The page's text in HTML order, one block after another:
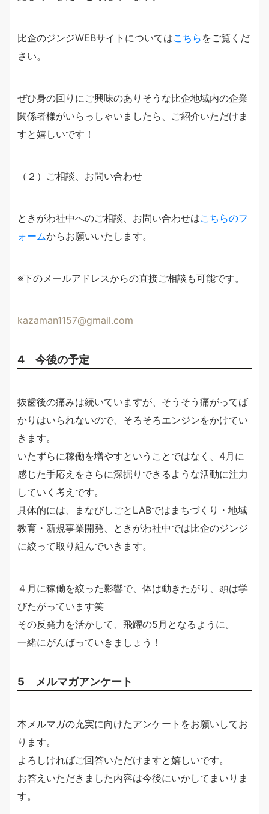
比企のジンジWEBサイトについてはこちら をご覧くだ
さい。
ぜひ身の回りにご興味のありそうな比企地域内の企業
関係者様がいらっしゃいましたら、ご紹介いただけま
すと嬉しいです！
（２）ご相談、お問い合わせ
ときがわ社中へのご相談、お問い合わせはこちらのフ
ォームからお願いいたします。
※下のメールアドレスからの直接ご相談も可能です。
kazaman1157@gmail.com
4 今後の予定
抜歯後の痛みは続いていますが、そうそう痛がってば
かりはいられないので、そろそろエンジンをかけてい
きます。
いたずらに稼働を増やすということではなく、4月に
感じた手応えをさらに深掘りできるような活動に注力
していく考えです。
具体的には、まなびしごとLABではまちづくり・地域
教育・新規事業開発、ときがわ社中では比企のジンジ
に絞って取り組んでいきます。
４月に稼働を絞った影響で、体は動きたがり、頭は学
びたがっています笑
その反発力を活かして、飛躍の5月となるように。
一緒にがんばっていきましょう！
5 メルマガアンケート
本メルマガの充実に向けたアンケートをお願いしてお
ります。
よろしければご回答いただけますと嬉しいです。
お答えいただきました内容は今後にいかしてまいりま
す。